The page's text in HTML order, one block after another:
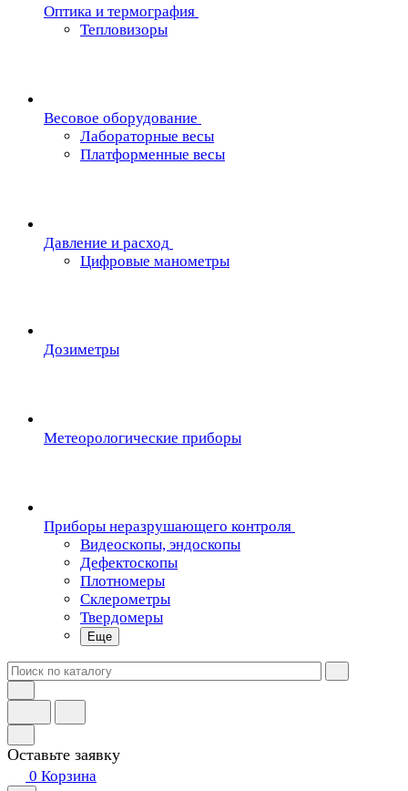
Oптика и термография
Тепловизоры
Весовое оборудование
Лабораторные весы
Платформенные весы
Давление и расход
Цифровые манометры
Дозиметры
Метеорологические приборы
Приборы неразрушающего контроля
Видеоскопы, эндоскопы
Дефектоскопы
Плотномеры
Склерометры
Твердомеры
Еще
Оставьте заявку
0 Корзина